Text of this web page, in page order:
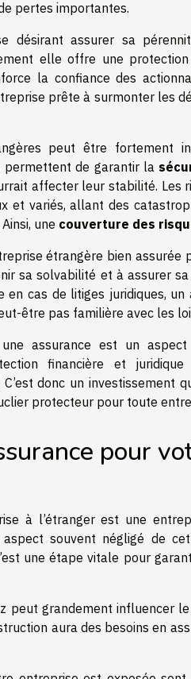
pertes importantes.
désirant assurer sa
elle offre une
la confiance des
prête à surmonter les
peut être fortement
permettent de garantir la
affecter leur stabilité. Les
et variés, allant des
une couverture des
étrangère bien
sa solvabilité et à assurer
en cas de litiges juridiques,
être pas familière avec les
assurance est un
financière et juridique
donc un investissement
protecteur pour toute
pour
à l’étranger est une
souvent négligé de
une étape vitale pour
peut grandement influencer
aura des besoins en